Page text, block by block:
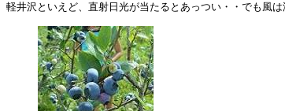
軽井沢といえど、直射日光が当たるとあっつい・・でも風は